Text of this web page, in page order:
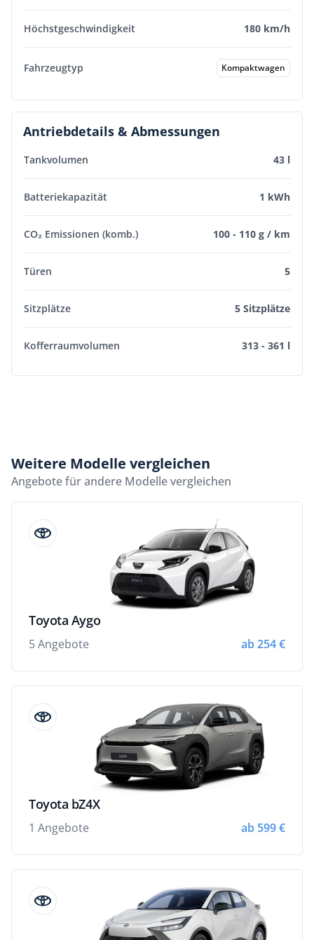
Höchstgeschwindigkeit 180 km/h
Fahrzeugtyp Kompaktwagen
Antriebdetails & Abmessungen
Tankvolumen 43 l
Batteriekapazität 1 kWh
CO₂ Emissionen (komb.) 100 - 110 g / km
Türen 5
Sitzplätze 5 Sitzplätze
Kofferraumvolumen 313 - 361 l
Weitere Modelle vergleichen
Angebote für andere Modelle vergleichen
Toyota Aygo
5 Angebote ab 254 €
Toyota bZ4X
1 Angebote ab 599 €